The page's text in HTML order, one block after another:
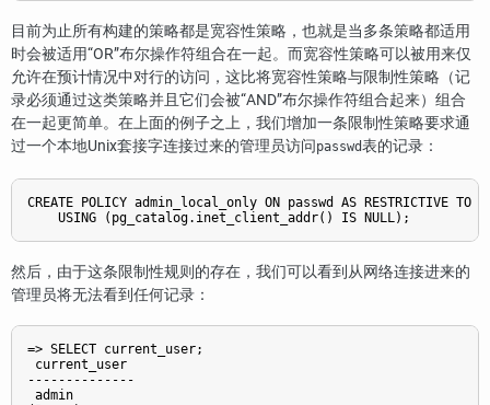
目前为止所有构建的策略都是宽容性策略，也就是当多条策略都适用
时会被适用“OR”布尔操作符组合在一起。而宽容性策略可以被用来仅
允许在预计情况中对行的访问，这比将宽容性策略与限制性策略（记
录必须通过这类策略并且它们会被“AND”布尔操作符组合起来）组合
在一起更简单。在上面的例子之上，我们增加一条限制性策略要求通
过一个本地Unix套接字连接过来的管理员访问passwd表的记录：
CREATE POLICY admin_local_only ON passwd AS RESTRICTIVE TO
然后，由于这条限制性规则的存在，我们可以看到从网络连接进来的
管理员将无法看到任何记录：
=> SELECT current_user;
current_user
--------------
admin